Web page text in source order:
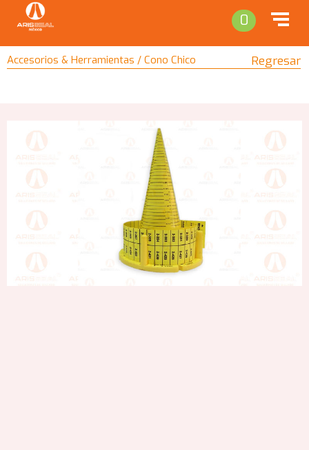
0
Accesorios & Herramientas / Cono Chico Regresar